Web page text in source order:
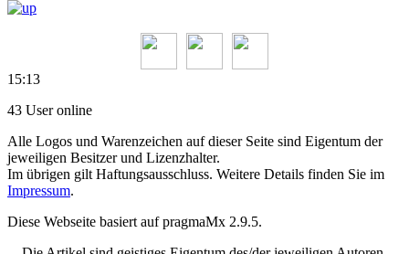
15:13
43 User online
Alle Logos und Warenzeichen auf dieser Seite sind Eigentum der
jeweiligen Besitzer und Lizenzhalter.
Im übrigen gilt Haftungsausschluss. Weitere Details finden Sie im
Impressum.
Diese Webseite basiert auf pragmaMx 2.9.5.